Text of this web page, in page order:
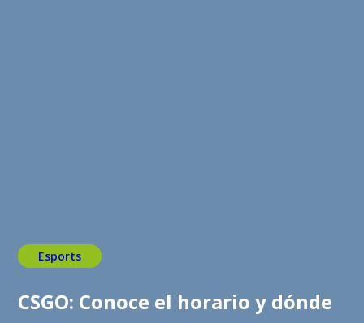
Esports
CSGO: Conoce el horario y dónde